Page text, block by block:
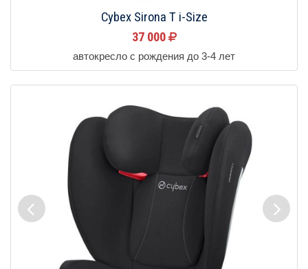
Cybex Sirona T i-Size
37 000
автокресло с рождения до 3-4 лет